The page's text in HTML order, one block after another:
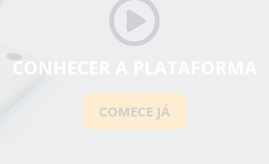
CONHECER A PLATAFORMA
COMECE JÁ